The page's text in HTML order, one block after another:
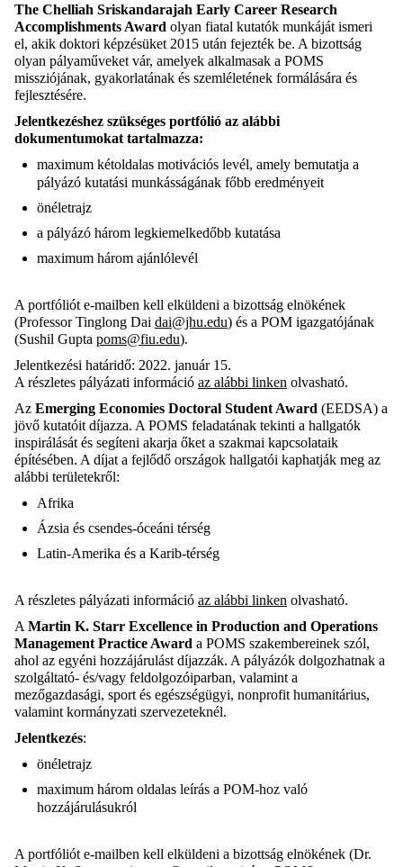
The Chelliah Sriskandarajah Early Career Research
Accomplishments Award olyan fiatal kutatók munkáját ismeri
el, akik doktori képzésüket 2015 után fejezték be. A bizottság
olyan pályaműveket vár, amelyek alkalmasak a POMS
missziójának, gyakorlatának és szemléletének formálására és
fejlesztésére.
Jelentkezéshez szükséges portfólió az alábbi
dokumentumokat tartalmazza:
maximum kétoldalas motivációs levél, amely bemutatja a
pályázó kutatási munkásságának főbb eredményeit
önéletrajz
a pályázó három legkiemelkedőbb kutatása
maximum három ajánlólevél
A portfóliót e-mailben kell elküldeni a bizottság elnökének
(Professor Tinglong Dai dai@jhu.edu) és a POM igazgatójának
(Sushil Gupta poms@fiu.edu).
Jelentkezési határidő: 2022. január 15.
A részletes pályázati információ az alábbi linken olvasható.
Az Emerging Economies Doctoral Student Award (EEDSA) a
jövő kutatóit díjazza. A POMS feladatának tekinti a hallgatók
inspirálását és segíteni akarja őket a szakmai kapcsolataik
építésében. A díjat a fejlődő országok hallgatói kaphatják meg az
alábbi területekről:
Afrika
Ázsia és csendes-óceáni térség
Latin-Amerika és a Karib-térség
A részletes pályázati információ az alábbi linken olvasható.
A Martin K. Starr Excellence in Production and Operations
Management Practice Award a POMS szakembereinek szól,
ahol az egyéni hozzájárulást díjazzák. A pályázók dolgozhatnak a
szolgáltató- és/vagy feldolgozóiparban, valamint a
mezőgazdasági, sport és egészségügyi, nonprofit humanitárius,
valamint kormányzati szervezeteknél.
Jelentkezés:
önéletrajz
maximum három oldalas leírás a POM-hoz való
hozzájárulásukról
A portfóliót e-mailben kell elküldeni a bizottság elnökének (Dr.